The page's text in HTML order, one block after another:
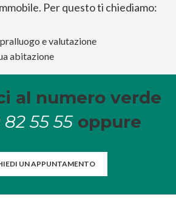
Per questo ti chiediamo:
e valutazione
abitazione
al numero verde
55 55 oppure
UN APPUNTAMENTO